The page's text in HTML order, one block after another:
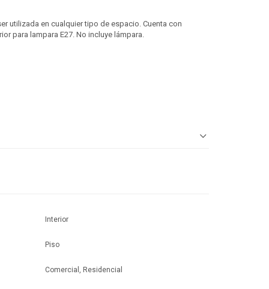
utilizada en cualquier tipo de espacio. Cuenta con
para lampara E27. No incluye lámpara.
Interior
Piso
Comercial, Residencial